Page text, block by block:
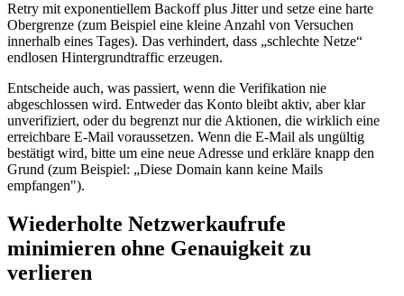
Retry mit exponentiellem Backoff plus Jitter und setze eine harte
Obergrenze (zum Beispiel eine kleine Anzahl von Versuchen
innerhalb eines Tages). Das verhindert, dass „schlechte Netze“
endlosen Hintergrundtraffic erzeugen.
Entscheide auch, was passiert, wenn die Verifikation nie
abgeschlossen wird. Entweder das Konto bleibt aktiv, aber klar
unverifiziert, oder du begrenzt nur die Aktionen, die wirklich eine
erreichbare E‑Mail voraussetzen. Wenn die E‑Mail als ungültig
bestätigt wird, bitte um eine neue Adresse und erkläre knapp den
Grund (zum Beispiel: „Diese Domain kann keine Mails
empfangen").
Wiederholte Netzwerkaufrufe
minimieren ohne Genauigkeit zu
verlieren